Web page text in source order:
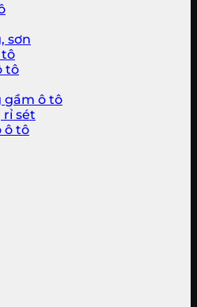
sơn
tô
tô
gầm ô tô
rỉ sét
ô tô